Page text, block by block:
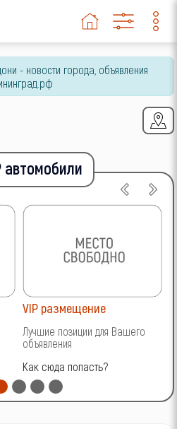
- новости города, объявления
автомобили
VIP размещение
Лучшие позиции для Вашего
объявления
Как сюда попасть?